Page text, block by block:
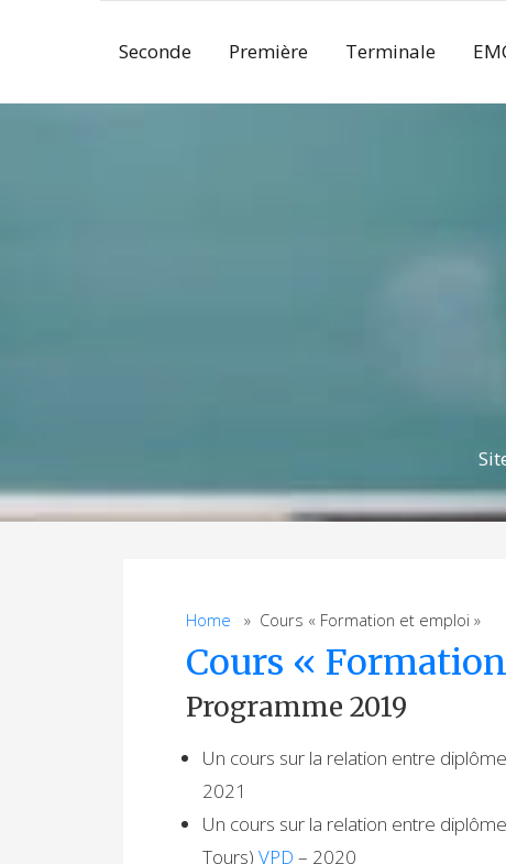
Seconde Première Terminale
Home » Cours « Formation et emploi »
Cours «
Programme 2019
Un cours sur la relation entre
2021
Un cours sur la relation entre
Tours)VPD – 2020